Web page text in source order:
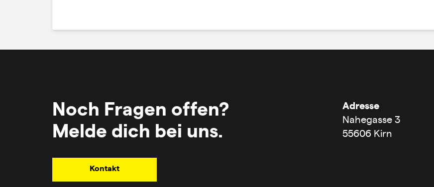
Noch Fragen offen?
Melde dich bei uns.
Kontakt
Adresse
Nahegasse 3
55606 Kirn